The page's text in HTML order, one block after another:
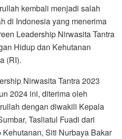
kembali menjadi salah
di Indonesia yang menerima
Leadership Nirwasita Tantra
Hidup dan Kehutanan
(RI).
Nirwasita Tantra 2023
2024 ini, diterima oleh
dengan diwakili Kepala
Tasliatul Fuadi dari
Siti Nurbaya Bakar